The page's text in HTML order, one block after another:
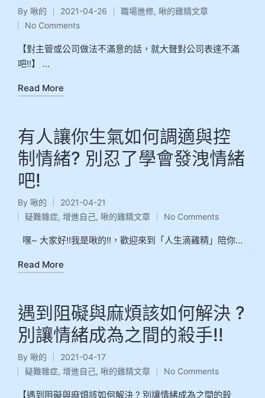
By 啾的 2021-04-26 職場進修, 啾的雞精文章
No Comments
【對主管或公司做法不滿意的話，就大聲對公司表達不滿
吧!!】 …
Read More
有人讓你生氣如何調適與控
制情緒? 別忍了學會發洩情緒
吧!
By 啾的
2021-04-21
疑難雜症, 增進自己, 啾的雞精文章 No Comments
嘿~ 大家好!!我是啾的!!，歡迎來到「人生滴雞精」陪你…
Read More
遇到阻礙與麻煩該如何解決 ?
別讓情緒成為之間的殺手!!
By 啾的
2021-04-17
疑難雜症, 增進自己, 啾的雞精文章 No Comments
【遇到阻礙與麻煩該如何解決 ? 別讓情緒成為之間的殺